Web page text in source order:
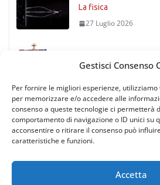
Gestisci Consenso
Per fornire le migliori esperienze, utilizziamo
per memorizzare e/o accedere alle
consenso a queste tecnologie ci permetterà
comportamento di navigazione o ID unici su
acconsentire o ritirare il consenso può
caratteristiche e funzioni.
Accetta
La fisica
27 Luglio 2026